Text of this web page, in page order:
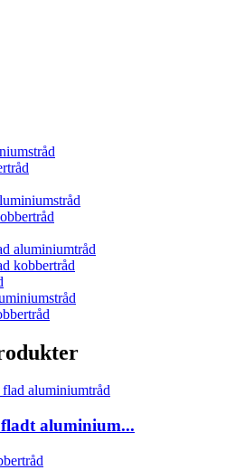
aluminiumtråd
kobbertråd
aluminium...